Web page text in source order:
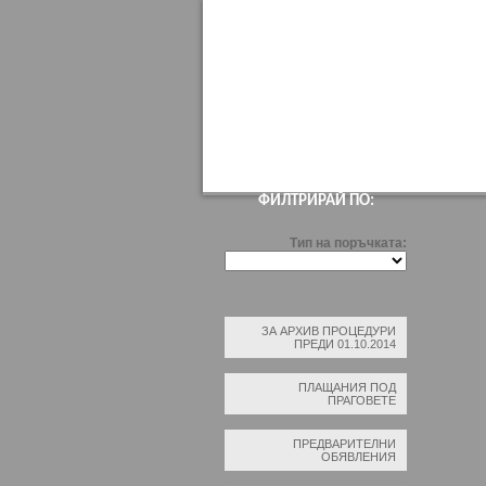
ФИЛТРИРАЙ ПО:
Тип на поръчката:
ЗА АРХИВ ПРОЦЕДУРИ
ПРЕДИ 01.10.2014
ПЛАЩАНИЯ ПОД
ПРАГОВЕТЕ
ПРЕДВАРИТЕЛНИ
ОБЯВЛЕНИЯ